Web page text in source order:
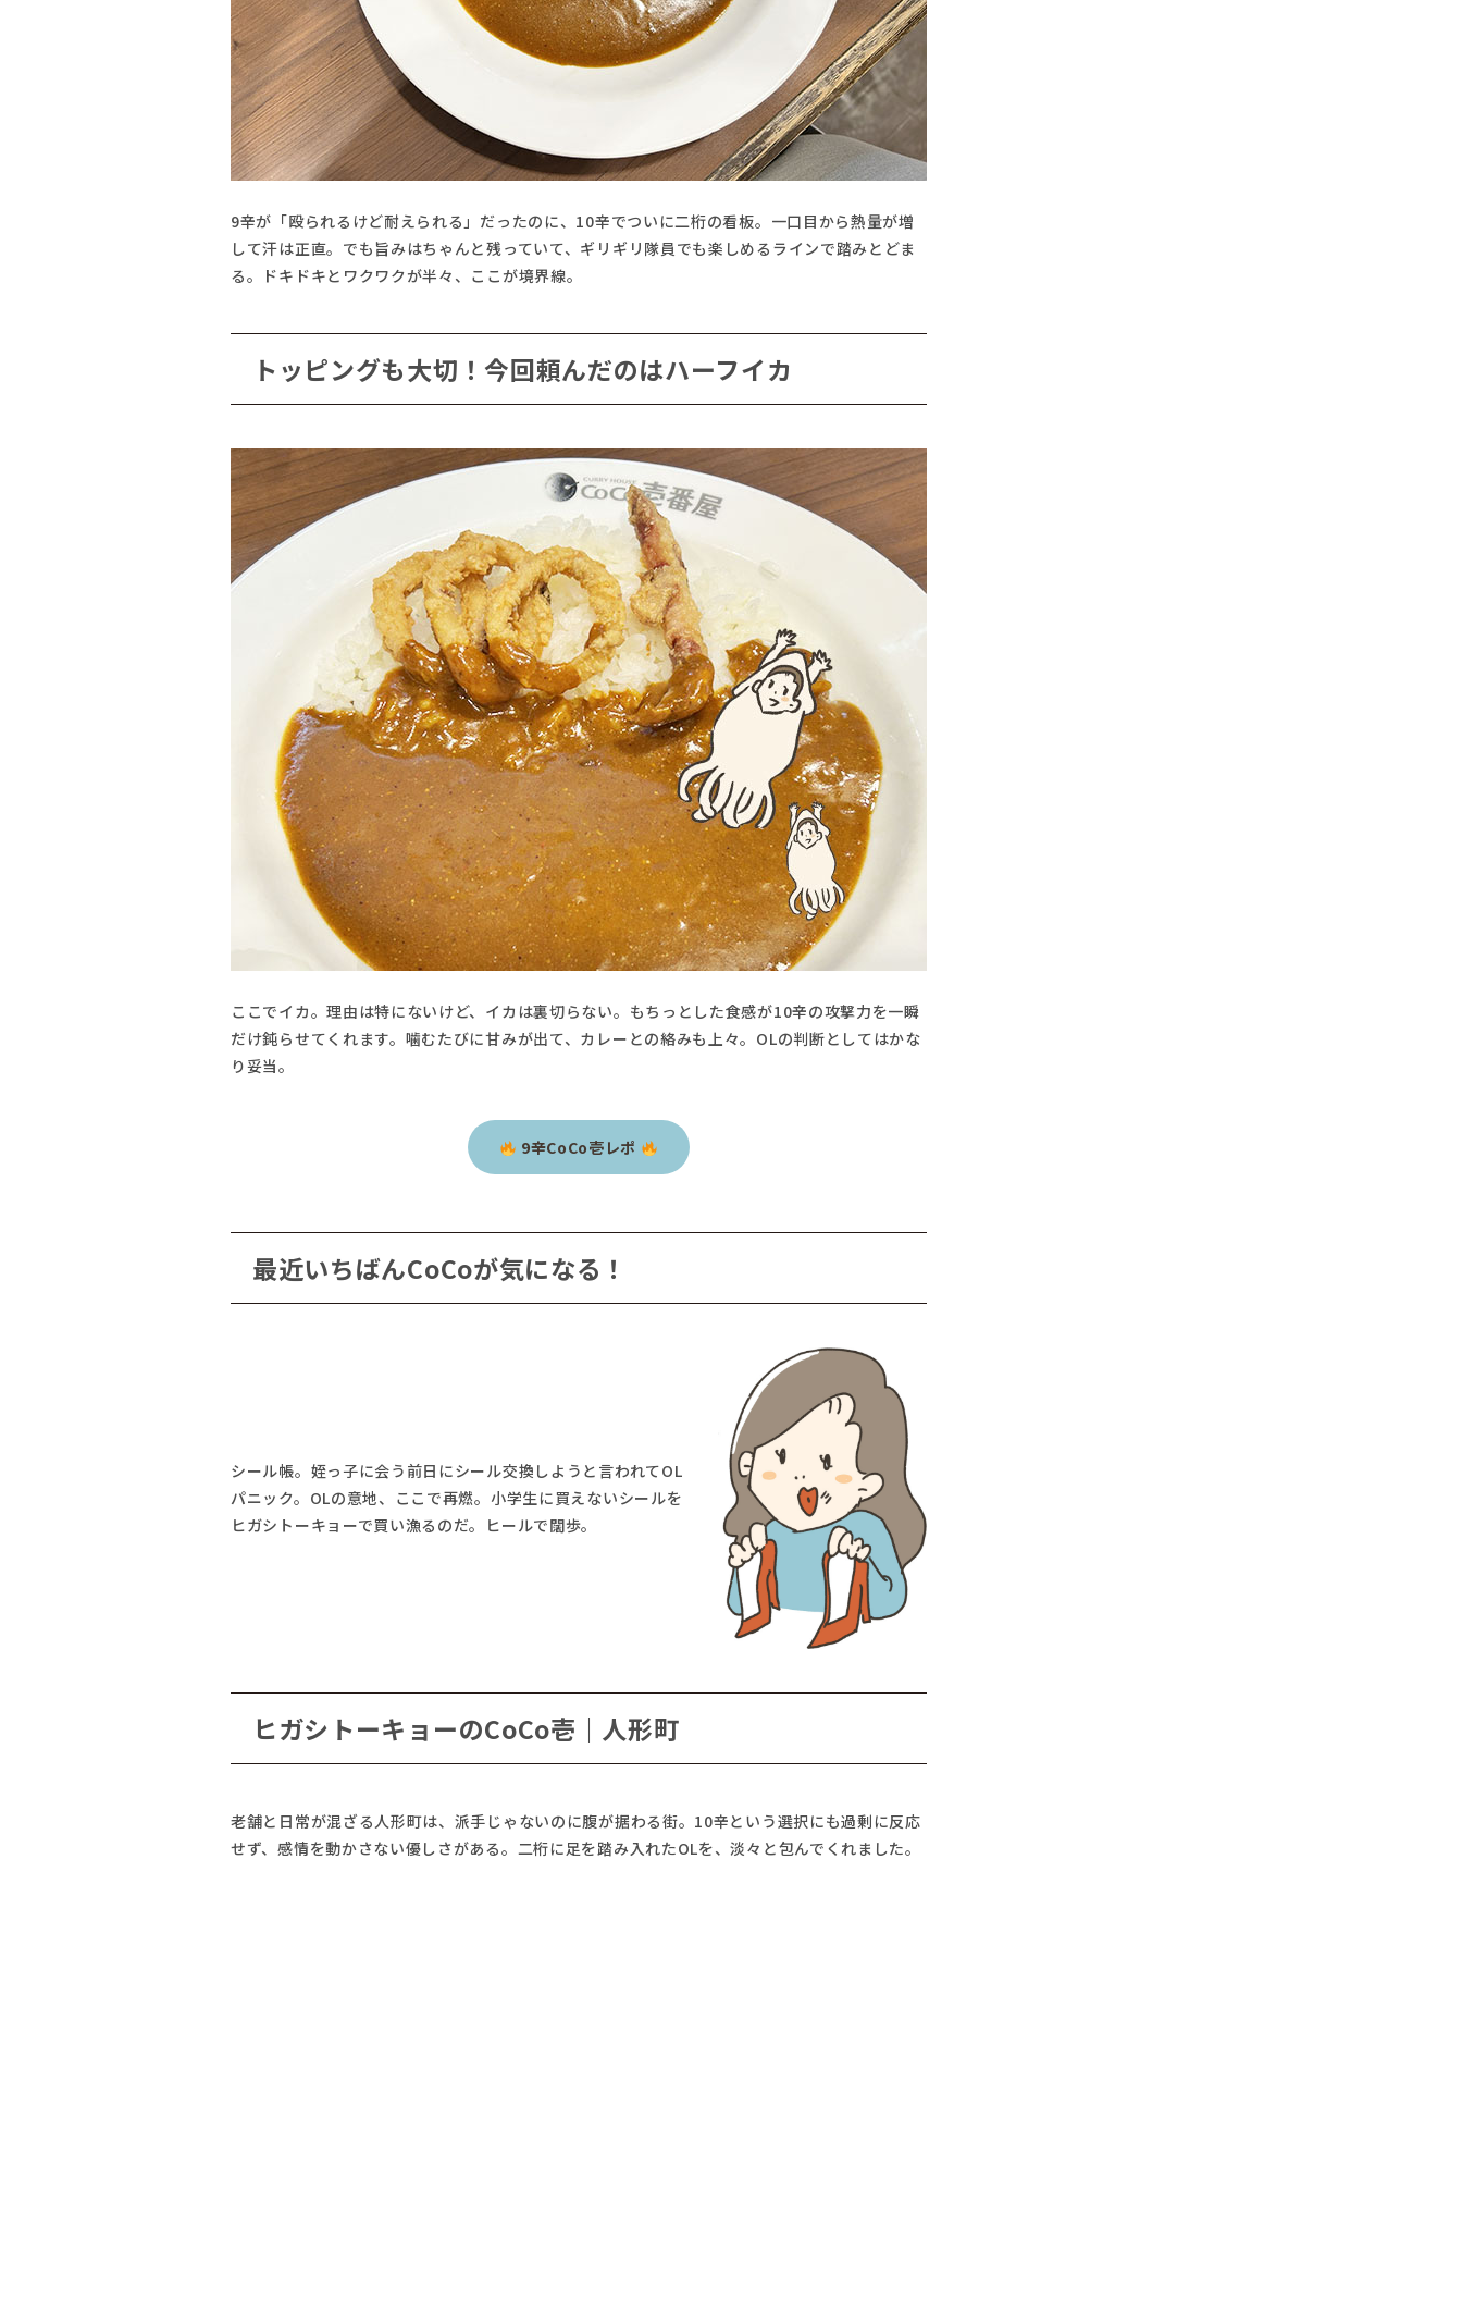
9辛が「殴られるけど耐えられる」だったのに、10辛でついに二桁の看板。一口目から熱量が増
して汗は正直。でも旨みはちゃんと残っていて、ギリギリ隊員でも楽しめるラインで踏みとどま
る。ドキドキとワクワクが半々、ここが境界線。
トッピングも大切！今回頼んだのはハーフイカ
ここでイカ。理由は特にないけど、イカは裏切らない。もちっとした食感が10辛の攻撃力を一瞬
だけ鈍らせてくれます。噛むたびに甘みが出て、カレーとの絡みも上々。OLの判断としてはかな
り妥当。
9辛CoCo壱レポ
最近いちばんCoCoが気になる！
シール帳。姪っ子に会う前日にシール交換しようと言われてOL
パニック。OLの意地、ここで再燃。小学生に買えないシールを
ヒガシトーキョーで買い漁るのだ。ヒールで闊歩。
ヒガシトーキョーのCoCo壱｜人形町
老舗と日常が混ざる人形町は、派手じゃないのに腹が据わる街。10辛という選択にも過剰に反応
せず、感情を動かさない優しさがある。二桁に足を踏み入れたOLを、淡々と包んでくれました。